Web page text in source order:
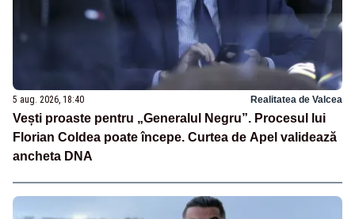
5 aug. 2026, 18:40 Realitatea de Valcea
Vești proaste pentru „Generalul Negru”. Procesul lui
Florian Coldea poate începe. Curtea de Apel validează
ancheta DNA